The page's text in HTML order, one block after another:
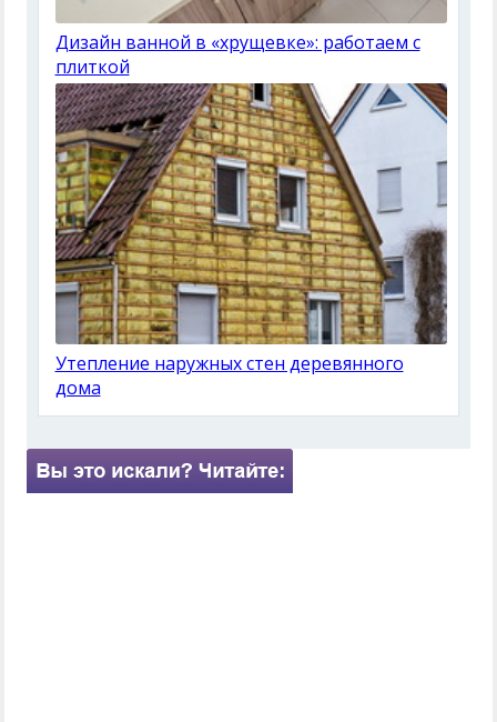
Дизайн ванной в «хрущевке»: работаем с
плиткой
Утепление наружных стен деревянного
дома